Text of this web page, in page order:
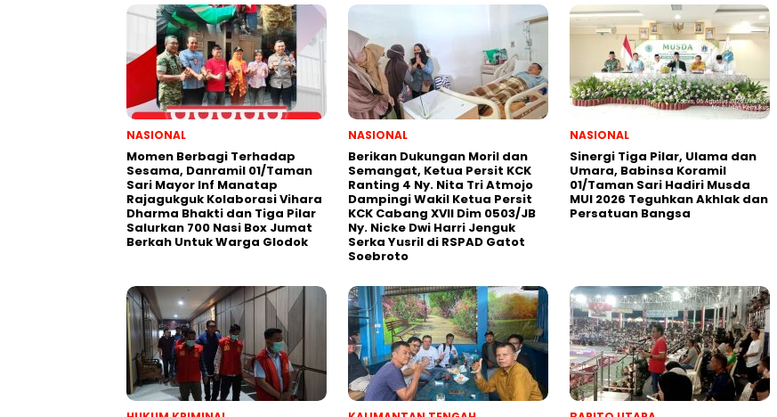
NASIONAL
Momen Berbagi Terhadap
Sesama, Danramil 01/Taman
Sari Mayor Inf Manatap
Rajagukguk Kolaborasi Vihara
Dharma Bhakti dan Tiga Pilar
Salurkan 700 Nasi Box Jumat
Berkah Untuk Warga Glodok
NASIONAL
Berikan Dukungan Moril dan
Semangat, Ketua Persit KCK
Ranting 4 Ny. Nita Tri Atmojo
Dampingi Wakil Ketua Persit
KCK Cabang XVII Dim 0503/JB
Ny. Nicke Dwi Harri Jenguk
Serka Yusril di RSPAD Gatot
Soebroto
NASIONAL
Sinergi Tiga Pilar, Ulama dan
Umara, Babinsa Koramil
01/Taman Sari Hadiri Musda
MUI 2026 Teguhkan Akhlak dan
Persatuan Bangsa